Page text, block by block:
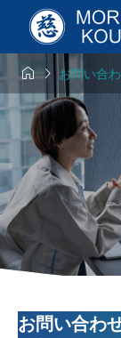
お問い合
お問い合わ